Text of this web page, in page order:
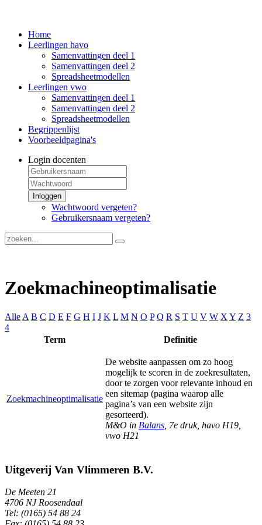
Home
Leerlingen havo
Samenvattingen deel 1
Samenvattingen deel 2
Spreadsheetmodellen
Leerlingen vwo
Samenvattingen deel 1
Samenvattingen deel 2
Spreadsheetmodellen
Begrippenlijst
Voorbeeldpagina's
Login docenten
Inloggen
Wachtwoord vergeten?
Gebruikersnaam vergeten?
Zoekmachineoptimalisatie
Alle A B C D E F G H I J K L M N O P Q R S T U V W X Y Z 3
4
Term
Definitie
Zoekmachineoptimalisatie
De website aanpassen om zo hoog
mogelijk te scoren in de zoekresultaten,
door te zorgen voor relevante inhoud en
een sitemap (pagina waarop alle
pagina’s van een website zijn
gesorteerd).
M&O in Balans , 7e druk, havo H19,
vwo H21
Uitgeverij Van Vlimmeren B.V.
De Meeten 21
4706 NJ Roosendaal
Tel: (0165) 54 88 24